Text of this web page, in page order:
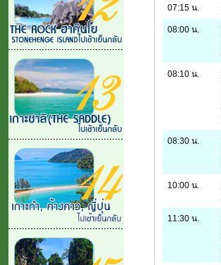
07:15 น.
08:00 น.
08:10 น.
08:30 น.
10:00 น.
11:30 น.